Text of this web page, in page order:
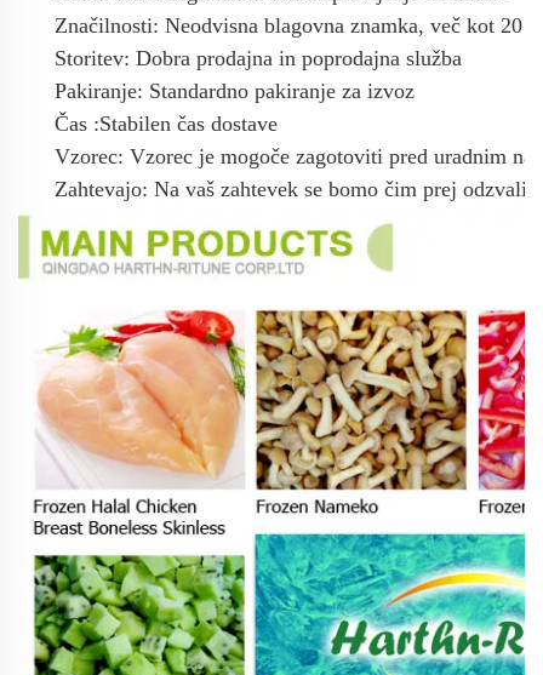
Značilnosti: Neodvisna blagovna znamka, več kot 20
Storitev: Dobra prodajna in poprodajna služba
Pakiranje: Standardno pakiranje za izvoz
Čas :Stabilen čas dostave
Vzorec: Vzorec je mogoče zagotoviti pred uradnim
Zahtevajo: Na vaš zahtevek se bomo čim prej odzvali